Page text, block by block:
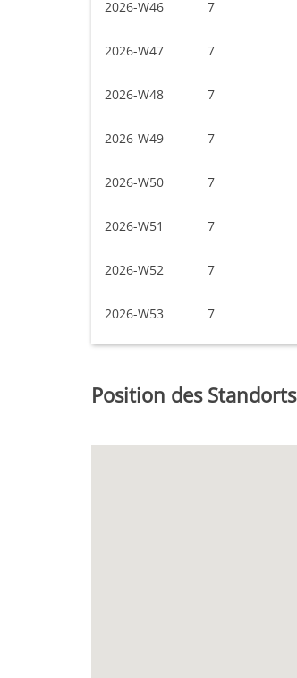
2026-W46 7
2026-W47 7
2026-W48 7
2026-W49 7
2026-W50 7
2026-W51 7
2026-W52 7
2026-W53 7
Position des Standorts